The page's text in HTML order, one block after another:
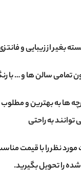
بغیر از زیبایی و
سالن ها و … با
ها به بهترین و
توانند به راحتی
نظر را با قیمت
را تحویل بگیرید.